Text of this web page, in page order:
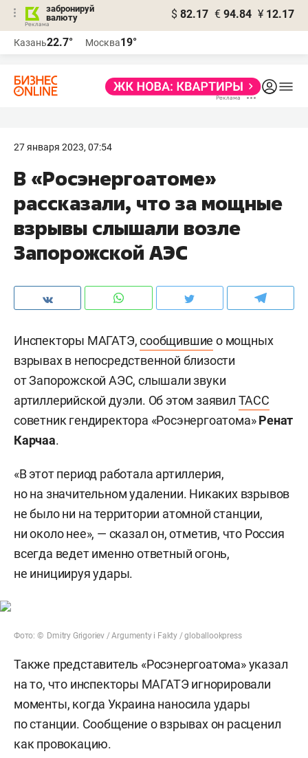
забронируй
валюту
$ 82.17 € 94.84 ¥ 12.17
Казань22.7° Москва19°
27 января 2023, 07:54
В «Росэнергоатоме»
рассказали, что за мощные
взрывы слышали возле
Запорожской АЭС
Инспекторы МАГАТЭ,сообщившие о мощных
взрывах в непосредственной близости
от Запорожской АЭС, слышали звуки
артиллерийской дуэли. Об этом заявил ТАСС
советник гендиректора «Росэнергоатома»Ренат
Карчаа.
«В этот период работала артиллерия,
но на значительном удалении. Никаких взрывов
не было ни на территории атомной станции,
ни около нее», — сказал он, отметив, что Россия
всегда ведет именно ответный огонь,
не инициируя удары.
Фото: © Dmitry Grigoriev / Argumenty i Fakty / globallookpress
Также представитель «Росэнергоатома» указал
на то, что инспекторы МАГАТЭ игнорировали
моменты, когда Украина наносила удары
по станции. Сообщение о взрывах он расценил
как провокацию.